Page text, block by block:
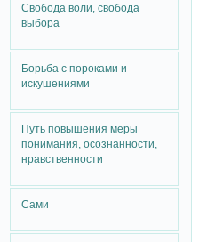
Свобода воли, свобода
выбора
Борьба с пороками и
искушениями
Путь повышения меры
понимания, осознанности,
нравственности
Сами